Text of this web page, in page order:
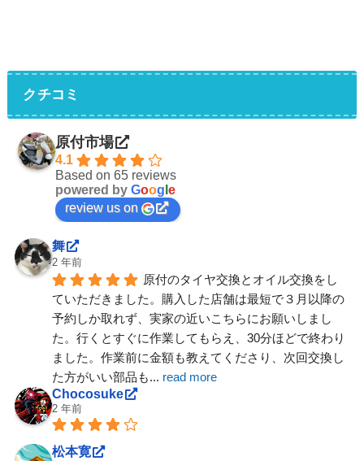
クチコミ
原付市場
4.1
Based on 65 reviews
powered by Goog e
review us on
舞
2 年前
原付のタイヤ交換とオイル交換をし
ていただきました。購入した店舗は最短で３月以降の
予約しか取れず、実家の近いこちらにお願いしまし
た。行くとすぐに作業してもらえ、30分ほどで終わり
ました。作業前に金額も教えてくださり、次回交換し
た方がいい部品も... read more
Chocosuke
2 年前
松本寛